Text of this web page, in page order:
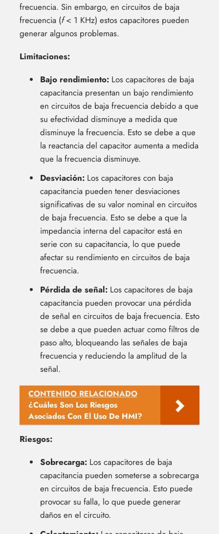
frecuencia. Sin embargo, en circuitos de baja
frecuencia (f< 1 KHz) estos capacitores pueden
generar algunos problemas.
Limitaciones:
Bajo rendimiento: Los capacitores de baja
capacitancia presentan un bajo rendimiento
en circuitos de baja frecuencia debido a que
su efectividad disminuye a medida que
disminuye la frecuencia. Esto se debe a que
la reactancia del capacitor aumenta a medida
que la frecuencia disminuye.
Desviación: Los capacitores con baja
capacitancia pueden tener desviaciones
significativas de su valor nominal en circuitos
de baja frecuencia. Esto se debe a que la
impedancia interna del capacitor está en
serie con su capacitancia, lo que puede
afectar su rendimiento en circuitos de baja
frecuencia.
Pérdida de señal: Los capacitores de baja
capacitancia pueden provocar una pérdida
de señal en circuitos de baja frecuencia. Esto
se debe a que pueden actuar como filtros de
paso alto, bloqueando las señales de baja
frecuencia y reduciendo la amplitud de la
señal.
CONTENIDO RELACIONADO
¿Cuáles Son Los Riesgos
Asociados Con El Uso De HMI?
Riesgos:
Sobrecarga: Los capacitores de baja
capacitancia pueden someterse a sobrecarga
en circuitos de baja frecuencia. Esto puede
provocar su falla, lo que puede generar
daños en el circuito.